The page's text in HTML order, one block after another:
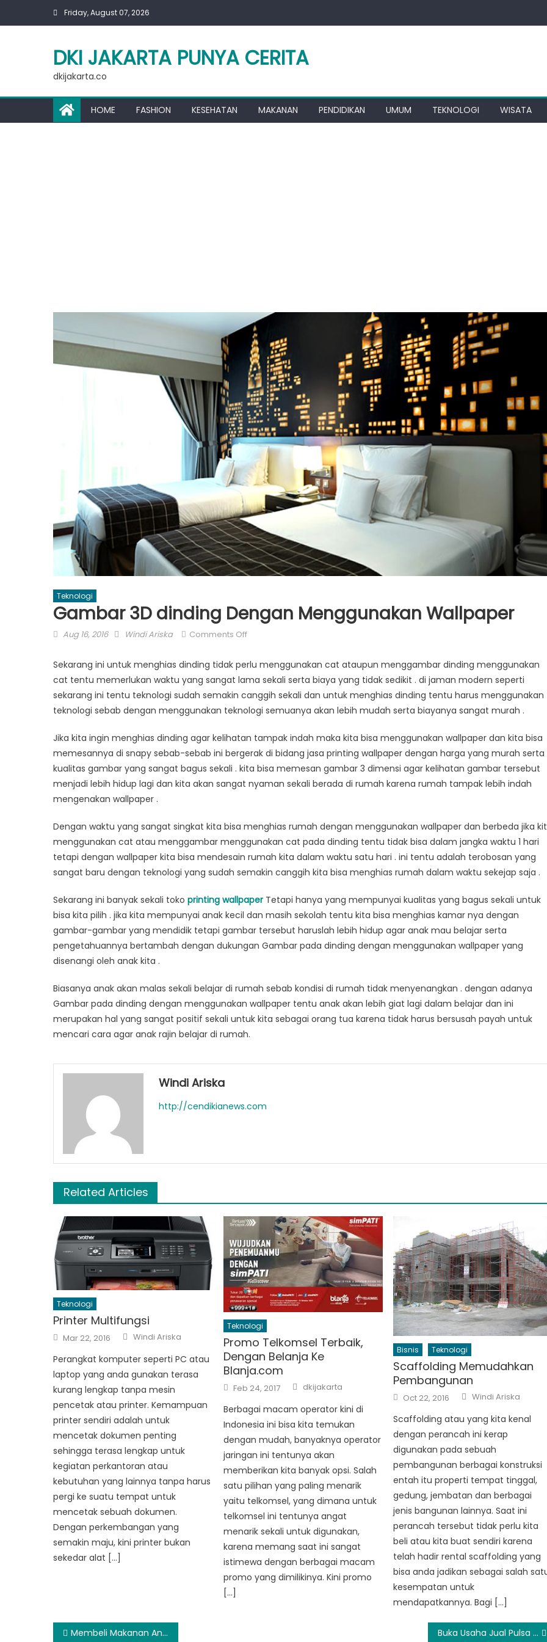
Friday, August 07, 2026
DKI JAKARTA PUNYA CERITA
dkijakarta.co
HOME FASHION KESEHATAN MAKANAN PENDIDIKAN UMUM TEKNOLOGI WISATA
Teknologi
Gambar 3D dinding Dengan Menggunakan Wallpaper
Posted
Aug 16, 2016 Author
Windi Ariska Comments Offon
3D
dinding
Dengan
Menggunakan
Wallpaper
Sekarang ini untuk menghias dinding tidak perlu menggunakan cat ataupun menggambar dinding menggunakan
cat tentu memerlukan waktu yang sangat lama sekali serta biaya yang tidak sedikit . di jaman modern seperti
sekarang ini tentu teknologi sudah semakin canggih sekali dan untuk menghias dinding tentu harus menggunakan
teknologi sebab dengan menggunakan teknologi semuanya akan lebih mudah serta biayanya sangat murah .
Jika kita ingin menghias dinding agar kelihatan tampak indah maka kita bisa menggunakan wallpaper dan kita bisa
memesannya di snapy sebab-sebab ini bergerak di bidang jasa printing wallpaper dengan harga yang murah serta
kualitas gambar yang sangat bagus sekali . kita bisa memesan gambar 3 dimensi agar kelihatan gambar tersebut
menjadi lebih hidup lagi dan kita akan sangat nyaman sekali berada di rumah karena rumah tampak lebih indah
mengenakan wallpaper .
Dengan waktu yang sangat singkat kita bisa menghias rumah dengan menggunakan wallpaper dan berbeda jika
menggunakan cat atau menggambar menggunakan cat pada dinding tentu tidak bisa dalam jangka waktu 1 hari
tetapi dengan wallpaper kita bisa mendesain rumah kita dalam waktu satu hari . ini tentu adalah terobosan yang
sangat baru dengan teknologi yang sudah semakin canggih kita bisa menghias rumah dalam waktu sekejap saja .
Sekarang ini banyak sekali toko printing wallpaperTetapi hanya yang mempunyai kualitas yang bagus sekali untuk
bisa kita pilih . jika kita mempunyai anak kecil dan masih sekolah tentu kita bisa menghias kamar nya dengan
gambar-gambar yang mendidik tetapi gambar tersebut haruslah lebih hidup agar anak mau belajar serta
pengetahuannya bertambah dengan dukungan Gambar pada dinding dengan menggunakan wallpaper yang
disenangi oleh anak kita .
Biasanya anak akan malas sekali belajar di rumah sebab kondisi di rumah tidak menyenangkan . dengan adanya
Gambar pada dinding dengan menggunakan wallpaper tentu anak akan lebih giat lagi dalam belajar dan ini
merupakan hal yang sangat positif sekali untuk kita sebagai orang tua karena tidak harus bersusah payah untuk
mencari cara agar anak rajin belajar di rumah.
Windi Ariska
http://cendikianews.com
Related Articles
Teknologi
Printer Multifungsi
Posted
on
Mar 22, 2016 Author
Windi Ariska
Perangkat komputer seperti PC atau
laptop yang anda gunakan terasa
kurang lengkap tanpa mesin
pencetak atau printer. Kemampuan
printer sendiri adalah untuk
mencetak dokumen penting
sehingga terasa lengkap untuk
kegiatan perkantoran atau
kebutuhan yang lainnya tanpa harus
pergi ke suatu tempat untuk
mencetak sebuah dokumen.
Dengan perkembangan yang
semakin maju, kini printer bukan
sekedar alat […]
Teknologi
Promo Telkomsel Terbaik,
Dengan Belanja Ke
Blanja.com
Posted
on
Feb 24, 2017 Author
dkijakarta
Berbagai macam operator kini di
Indonesia ini bisa kita temukan
dengan mudah, banyaknya operator
jaringan ini tentunya akan
memberikan kita banyak opsi. Salah
satu pilihan yang paling menarik
yaitu telkomsel, yang dimana untuk
telkomsel ini tentunya angat
menarik sekali untuk digunakan,
karena memang saat ini sangat
istimewa dengan berbagai macam
promo yang dimilikinya. Kini promo
[…]
Bisnis Teknologi
Scaffolding Memudahkan
Pembangunan
Posted
on
Oct 22, 2016 Author
Windi Ariska
Scaffolding atau yang kita kenal
dengan perancah ini kerap
digunakan pada sebuah
pembangunan berbagai konstruksi
entah itu properti tempat tinggal,
gedung, jembatan dan berbagai
jenis bangunan lainnya. Saat ini
perancah tersebut tidak perlu kita
beli atau kita buat sendiri karena
telah hadir rental scaffolding yang
bisa anda jadikan sebagai salah
kesempatan untuk
mendapatkannya. Bagi […]
Post
Membeli Makanan Anak yang Menyehatkan Buka Usaha Jual Pulsa di Kudo.co.id Lebih Aman dan Nyaman